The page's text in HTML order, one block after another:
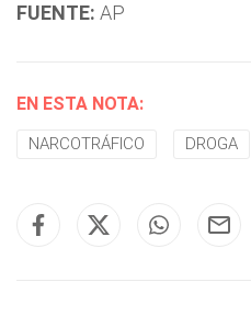
FUENTE: AP
EN ESTA NOTA:
NARCOTRÁFICO DROGA